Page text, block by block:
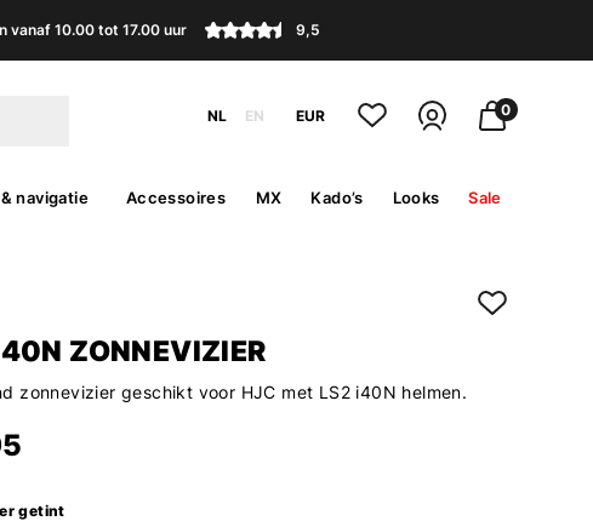
vanaf 10.00 tot 17.00 uur 9,5
NL EN EUR 0
navigatie Accessoires MX Kado’s Looks Sale
ZONNEVIZIER
zonnevizier geschikt voor HJC met LS2 i40N helmen.
getint